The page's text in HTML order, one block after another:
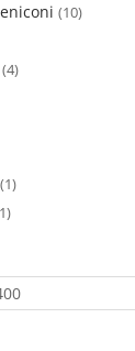
(10)
(4)
(1)